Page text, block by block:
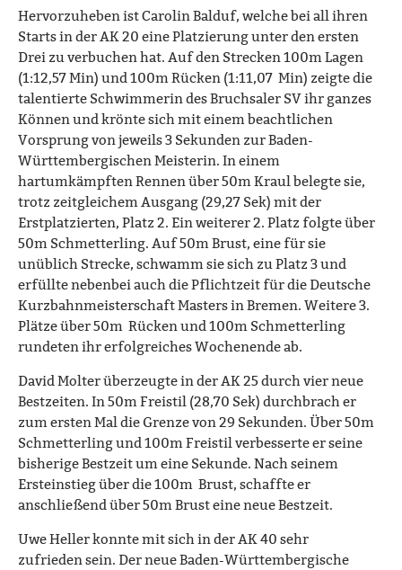
Hervorzuheben ist Carolin Balduf, welche bei all ihren
Starts in der AK 20 eine Platzierung unter den ersten
Drei zu verbuchen hat. Auf den Strecken 100m Lagen
(1:12,57 Min) und 100m Rücken (1:11,07 Min) zeigte die
talentierte Schwimmerin des Bruchsaler SV ihr ganzes
Können und krönte sich mit einem beachtlichen
Vorsprung von jeweils 3 Sekunden zur Baden-
Württembergischen Meisterin. In einem
hartumkämpften Rennen über 50m Kraul belegte sie,
trotz zeitgleichem Ausgang (29,27 Sek) mit der
Erstplatzierten, Platz 2. Ein weiterer 2. Platz folgte über
50m Schmetterling. Auf 50m Brust, eine für sie
unüblich Strecke, schwamm sie sich zu Platz 3 und
erfüllte nebenbei auch die Pflichtzeit für die Deutsche
Kurzbahnmeisterschaft Masters in Bremen. Weitere 3.
Plätze über 50m Rücken und 100m Schmetterling
rundeten ihr erfolgreiches Wochenende ab.
David Molter überzeugte in der AK 25 durch vier neue
Bestzeiten. In 50m Freistil (28,70 Sek) durchbrach er
zum ersten Mal die Grenze von 29 Sekunden. Über 50m
Schmetterling und 100m Freistil verbesserte er seine
bisherige Bestzeit um eine Sekunde. Nach seinem
Ersteinstieg über die 100m Brust, schaffte er
anschließend über 50m Brust eine neue Bestzeit.
Uwe Heller konnte mit sich in der AK 40 sehr
zufrieden sein. Der neue Baden-Württembergische